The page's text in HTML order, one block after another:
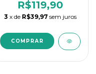
R$119,90
3 x de R$39,97 sem juros